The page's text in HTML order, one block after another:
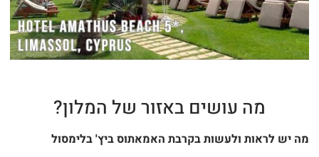
מה עושים באזור של המלון?
יש לראות ולעשות בקרבת האמאתוס ביץ' בלימסול